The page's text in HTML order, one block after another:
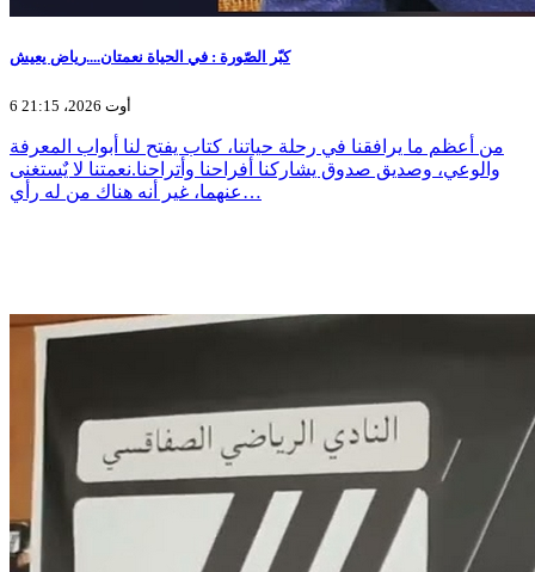
كبّر الصّورة : في الحياة نعمتان....رياض يعيش
6 أوت 2026، 21:15
من أعظم ما يرافقنا في رحلة حياتنا، كتاب يفتح لنا أبواب المعرفة
والوعي، وصديق صدوق يشاركنا أفراحنا وأتراحنا.نعمتنا لا يٌستغنى
عنهما، غير أنه هناك من له رأي…